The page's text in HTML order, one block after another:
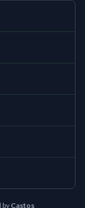
by Castos